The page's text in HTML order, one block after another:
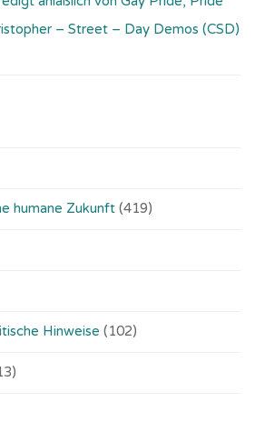
– Street – Day Demos (CSD)
humane Zukunft (419)
Hinweise (102)